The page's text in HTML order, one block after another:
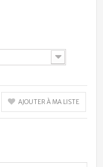
AJOUTER À MA LISTE